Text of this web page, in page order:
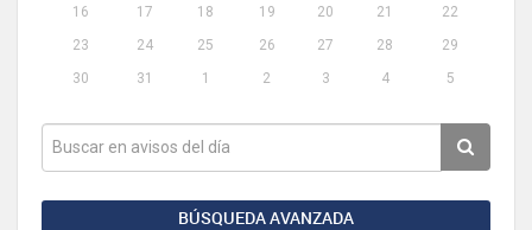
16
17 18 19 20 21
22
23
24 25 26 27 28
29
30
31 1 2 3 4 5
BÚSQUEDA AVANZADA